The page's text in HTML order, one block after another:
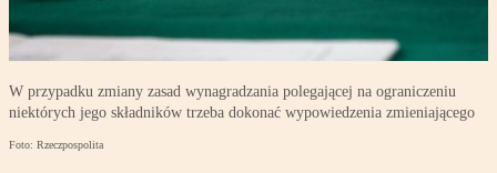
W przypadku zmiany zasad wynagradzania polegającej na ograniczeniu
niektórych jego składników trzeba dokonać wypowiedzenia zmieniającego
Foto: Rzeczpospolita